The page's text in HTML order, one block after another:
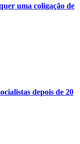
uma coligação de
depois de 20